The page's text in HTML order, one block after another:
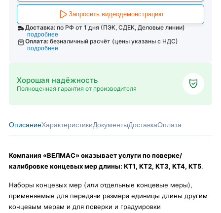
Запросить видеодемонстрацию
Доставка: по РФ от 1 дня (ПЭК, СДЕК, Деловые линии)
подробнее
Оплата: безналичный расчёт (цены указаны с НДС)
подробнее
Хорошая надёжность
Полноценная гарантия от производителя
ОписаниеХарактеристикиДокументыДоставкаОплата
Компания «ВЕЛМАС» оказывает услуги по поверке/
калибровке концевых мер длины: КТ1, КТ2, КТ3, КТ4, КТ5.
Наборы концевых мер (или отдельные концевые меры),
применяемые для передачи размера единицы длины другим
концевым мерам и для поверки и градуировки